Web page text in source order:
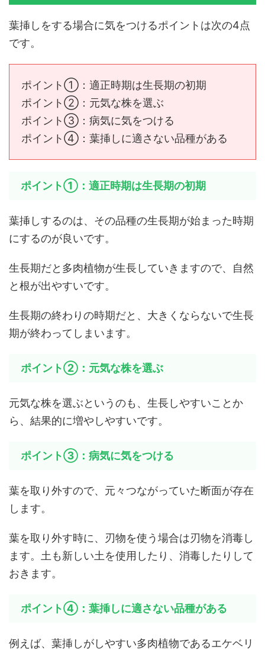
葉挿しをする場合に気をつけるポイントは次の4点
です。
ポイント①：適正時期は生長期の初期
ポイント②：元気な株を選ぶ
ポイント③：病気に気をつける
ポイント④：葉挿しに適さない品種がある
ポイント①：適正時期は生長期の初期
葉挿しするのは、その品種の生長期が始まった時期
にするのが良いです。
生長期だと多肉植物が生長していきますので、自然
と根が出やすいです。
生長期の終わりの時期だと、大きくならないで生長
期が終わってしまいます。
ポイント②：元気な株を選ぶ
元気な株を選ぶというのも、生長しやすいことか
ら、結果的に増やしやすいです。
ポイント③：病気に気をつける
葉を取り外すので、元々つながっていた断面が存在
します。
葉を取り外す時に、刃物を使う場合は刃物を消毒し
ます。土も新しい土を使用したり、消毒したりして
おきます。
ポイント④：葉挿しに適さない品種がある
例えば、葉挿しがしやすい多肉植物であるエケベリ